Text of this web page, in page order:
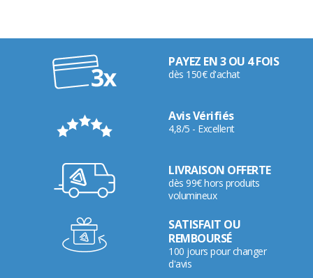
PAYEZ EN 3 OU 4 FOIS
dès 150€ d'achat
Avis Vérifiés
4,8/5 - Excellent
LIVRAISON OFFERTE
dès 99€ hors produits
volumineux
SATISFAIT OU
REMBOURSÉ
100 jours pour changer
d'avis